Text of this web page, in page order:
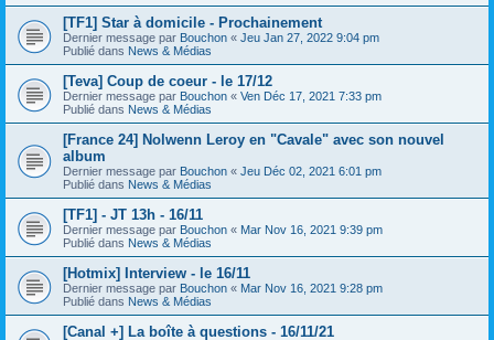
[TF1] Star à domicile - Prochainement
Dernier message par Bouchon « Jeu Jan 27, 2022 9:04 pm
Publié dans News & Médias
[Teva] Coup de coeur - le 17/12
Dernier message par Bouchon « Ven Déc 17, 2021 7:33 pm
Publié dans News & Médias
[France 24] Nolwenn Leroy en "Cavale" avec son nouvel
album
Dernier message par Bouchon « Jeu Déc 02, 2021 6:01 pm
Publié dans News & Médias
[TF1] - JT 13h - 16/11
Dernier message par Bouchon « Mar Nov 16, 2021 9:39 pm
Publié dans News & Médias
[Hotmix] Interview - le 16/11
Dernier message par Bouchon « Mar Nov 16, 2021 9:28 pm
Publié dans News & Médias
[Canal +] La boîte à questions - 16/11/21